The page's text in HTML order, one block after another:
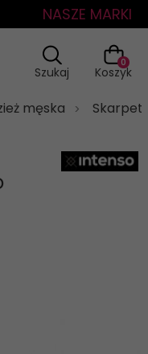
NASZE MARKI
Szukaj Koszyk
0
męska